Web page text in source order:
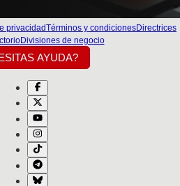
privacidadTérminos y condicionesDirectrices
Divisiones de negocio
AYUDA?